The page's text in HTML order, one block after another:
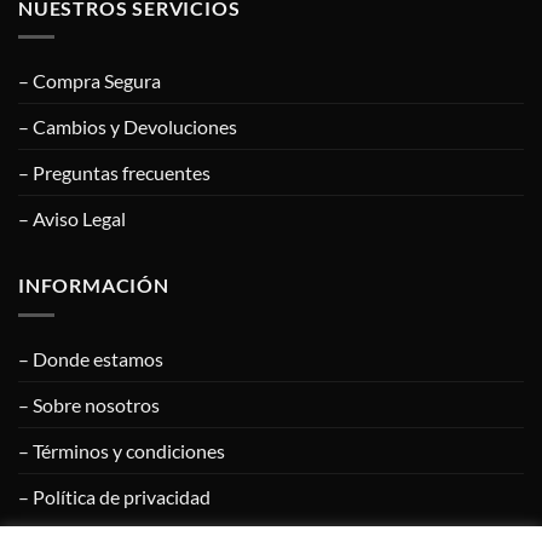
NUESTROS SERVICIOS
– Compra Segura
– Cambios y Devoluciones
– Preguntas frecuentes
– Aviso Legal
INFORMACIÓN
– Donde estamos
– Sobre nosotros
– Términos y condiciones
– Política de privacidad